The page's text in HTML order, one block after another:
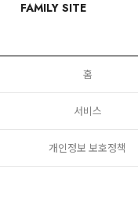
홈
서비스
개인정보 보호정책